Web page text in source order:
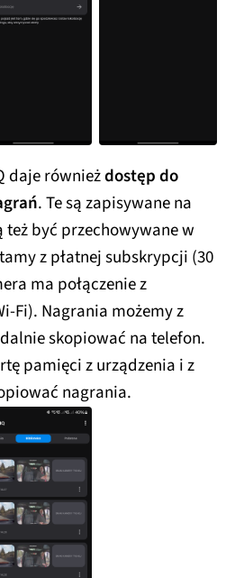
daje równieżdostęp do
. Te są zapisywane na
być przechowywane w
z płatnej subskrypcji (30
ma połączenie z
Fi). Nagrania możemy z
skopiować na telefon.
pamięci z urządzenia i z
nagrania.